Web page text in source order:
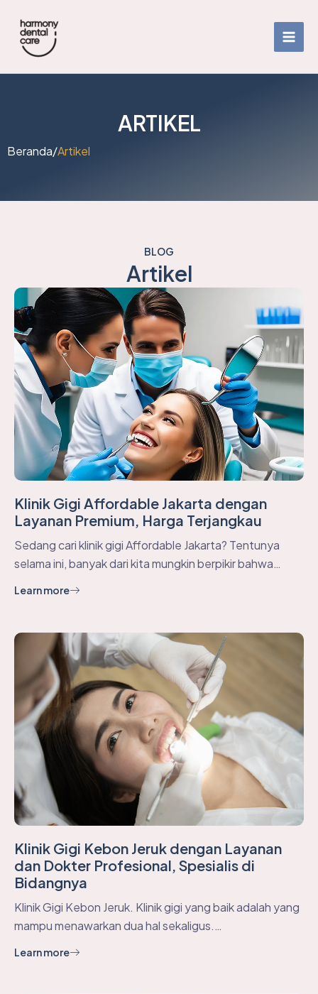
content
ARTIKEL
Beranda/Artikel
BLOG
Artikel
Klinik Gigi Affordable Jakarta dengan
Layanan Premium, Harga Terjangkau
Sedang cari klinik gigi Affordable Jakarta? Tentunya
selama ini, banyak dari kita mungkin berpikir bahwa…
Learn more
Klinik Gigi Kebon Jeruk dengan Layanan
dan Dokter Profesional, Spesialis di
Bidangnya
Klinik Gigi Kebon Jeruk. Klinik gigi yang baik adalah yang
mampu menawarkan dua hal sekaligus.…
Learn more